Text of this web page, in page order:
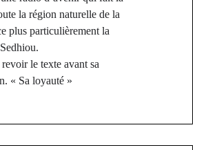
la région naturelle de la
plus particulièrement la
le texte avant sa
« Sa loyauté »